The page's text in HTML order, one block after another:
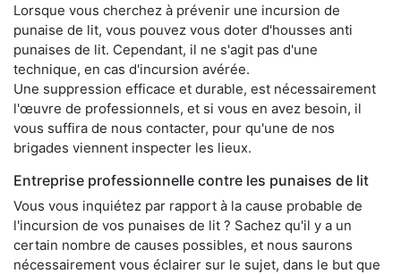
Lorsque vous cherchez à prévenir une incursion de
punaise de lit, vous pouvez vous doter d'housses anti
punaises de lit. Cependant, il ne s'agit pas d'une
technique, en cas d'incursion avérée.
Une suppression efficace et durable, est nécessairement
l'œuvre de professionnels, et si vous en avez besoin, il
vous suffira de nous contacter, pour qu'une de nos
brigades viennent inspecter les lieux.
Entreprise professionnelle contre les punaises de lit
Vous vous inquiétez par rapport à la cause probable de
l'incursion de vos punaises de lit ? Sachez qu'il y a un
certain nombre de causes possibles, et nous saurons
nécessairement vous éclairer sur le sujet, dans le but que